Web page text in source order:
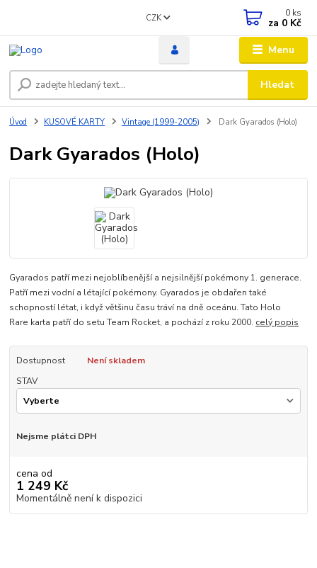
Menu
CZK
Hledat
0 ks
za 0 Kč
Úvod KUSOVÉ KARTY Vintage (1999-2005) Dark Gyarados (Holo)
Dark Gyarados (Holo)
Gyarados patří mezi nejoblíbenější a nejsilnější pokémony 1. generace.
Patří mezi vodní a létající pokémony. Gyarados je obdařen také
schopností létat, i když většinu času tráví na dně oceánu. Tato Holo
Rare karta patří do setu Team Rocket, a pochází z roku 2000. celý popis
Dostupnost
Není skladem
STAV
Nejsme plátci DPH
cena od
1 249 Kč
Momentálně není k dispozici